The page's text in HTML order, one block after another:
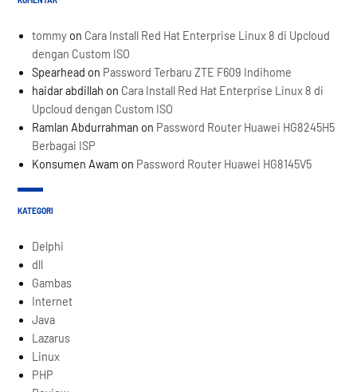
tommy on Cara Install Red Hat Enterprise Linux 8 di Upcloud
dengan Custom ISO
Spearhead on Password Terbaru ZTE F609 Indihome
haidar abdillah on Cara Install Red Hat Enterprise Linux 8 di
Upcloud dengan Custom ISO
Ramlan Abdurrahman on Password Router Huawei HG8245H5
Berbagai ISP
Konsumen Awam on Password Router Huawei HG8145V5
KATEGORI
Delphi
dll
Gambas
Internet
Java
Lazarus
Linux
PHP